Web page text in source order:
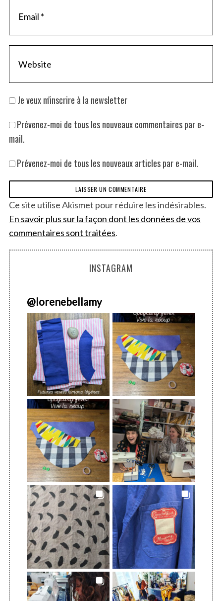
Je veux m'inscrire à la newsletter
Prévenez-moi de tous les nouveaux commentaires par e-
mail.
Prévenez-moi de tous les nouveaux articles par e-mail.
Ce site utilise Akismet pour réduire les indésirables.
En savoir plus sur la façon dont les données de vos
commentaires sont traitées.
INSTAGRAM
@lorenebellamy